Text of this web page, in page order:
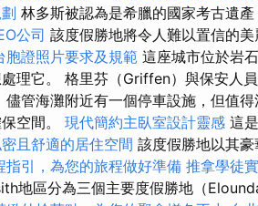
林多斯被認為是希臘的國家考古遺
公司 該度假勝地將令人難以置信的
胞證照片要求及規範 這座城市位於岩
理它。 格里芬（Griffen）與保安人
儘管海灘附近有一個停車設施，但值
空間。 現代簡約主臥室設計靈感 這
且舒適的居住空間 該度假勝地以其
指引，為您的旅程做好準備 推拿學徒
地區分為三個主要度假勝地（